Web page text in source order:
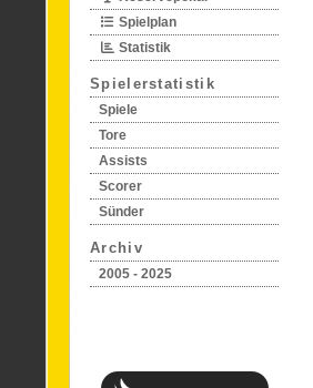
Spielplan
Statistik
Spielerstatistik
Spiele
Tore
Assists
Scorer
Sünder
Archiv
2005 - 2025